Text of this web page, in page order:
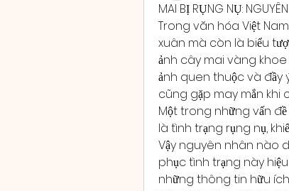
MAI BỊ RỤNG NỤ:
Trong văn hóa Việt
xuân mà còn là biểu
ảnh cây mai vàng
ảnh quen thuộc và đầy
cũng gặp may mắn khi
Một trong những vấn
là tình trạng rụng nụ,
Vậy nguyên nhân nào
phục tình trạng này
những thông tin hữu